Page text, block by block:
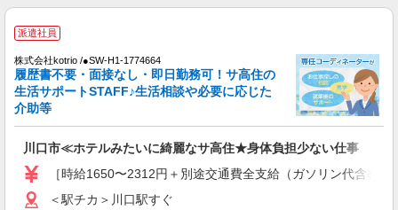
株式会社トラストグロース 新宿本社 第3営業部
特別養護老人ホームでの介護士
月給：230000円〜 ※経験などにより異なる
キープ 詳細を見る
派遣社員
株式会社トラストグロース 新宿本社 第3営業部
派遣社員
株式会社kotrio /●SW-H1-1774664
履歴書不要・面接なし・即日勤務可！サ高住の
生活サポートSTAFF♪生活相談や必要に応じた
介助等
川口市≪ホテルみたいに綺麗なサ高住★身体負担少ない仕事
［時給1650〜2312円＋別途交通費全支給（ガソリン代含む）
＜駅チカ＞川口駅すぐ